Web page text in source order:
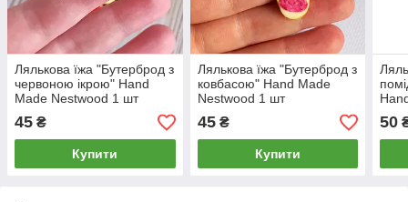
Лялькова їжа "Бутерброд з
червоною ікрою" Hand
Made Nestwood 1 шт
45 ₴
Купити
Лялькова їжа "Бутерброд з
ковбасою" Hand Made
Nestwood 1 шт
45₴
Купити
50